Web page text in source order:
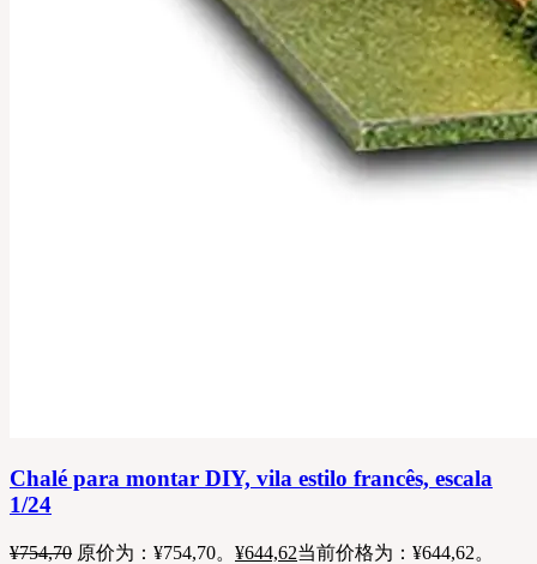
Chalé para montar DIY, vila estilo francês, escala
1/24
¥754,70 原价为：¥754,70。 ¥644,62当前价格为：¥644,62。